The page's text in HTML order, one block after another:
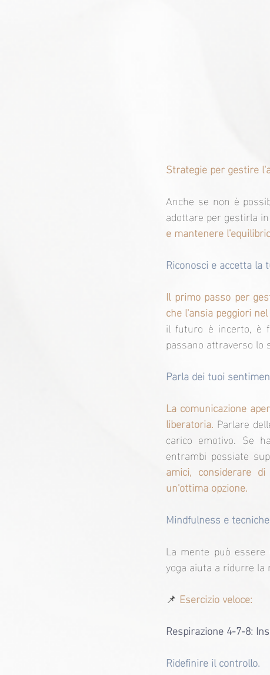
Strategie per gestire
Anche se non è
adottare per gestirla
e mantenere
Riconosci e accetta la
Il primo passo per
che l'ansia peggiori
il futuro è incerto, è
passano attraverso lo
Parla dei tuoi
La comunicazione
liberatoria. Parlare
carico emotivo. Se
entrambi possiate
amici, considerare
un'ottima opzione.
Mindfulness e
La mente può
yoga aiuta a ridurre
📌 Esercizio veloce:
Respirazione 4-7-8:
Ridefinire il controllo.